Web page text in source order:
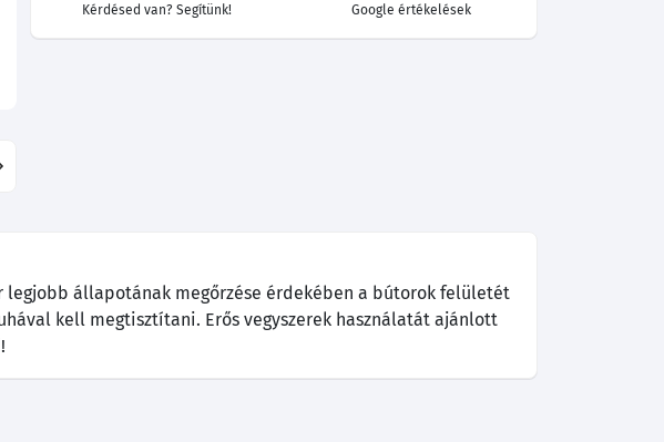
Kérdésed van? Segítünk! Google értékelések
legjobb állapotának megőrzése érdekében a bútorok felületét
kell megtisztítani. Erős vegyszerek használatát ajánlott